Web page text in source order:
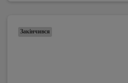
Закінчився